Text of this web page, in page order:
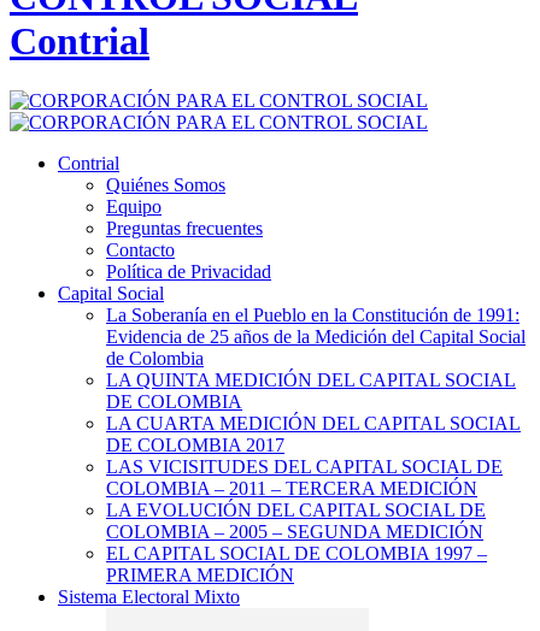
Contrial
Contrial
Quiénes Somos
Equipo
Preguntas frecuentes
Contacto
Política de Privacidad
Capital Social
La Soberanía en el Pueblo en la Constitución de 1991:
Evidencia de 25 años de la Medición del Capital Social
de Colombia
LA QUINTA MEDICIÓN DEL CAPITAL SOCIAL
DE COLOMBIA
LA CUARTA MEDICIÓN DEL CAPITAL SOCIAL
DE COLOMBIA 2017
LAS VICISITUDES DEL CAPITAL SOCIAL DE
COLOMBIA – 2011 – TERCERA MEDICIÓN
LA EVOLUCIÓN DEL CAPITAL SOCIAL DE
COLOMBIA – 2005 – SEGUNDA MEDICIÓN
EL CAPITAL SOCIAL DE COLOMBIA 1997 –
PRIMERA MEDICIÓN
Sistema Electoral Mixto